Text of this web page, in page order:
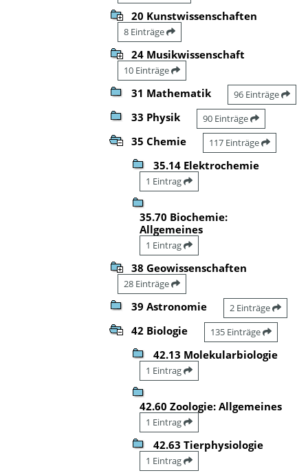
20 Kunstwissenschaften
8 Einträge
24 Musikwissenschaft
10 Einträge
31 Mathematik 96 Einträge
33 Physik 90 Einträge
35 Chemie 117 Einträge
35.14 Elektrochemie
1 Eintrag
35.70 Biochemie:
Allgemeines
1 Eintrag
38 Geowissenschaften
28 Einträge
39 Astronomie 2 Einträge
42 Biologie 135 Einträge
42.13 Molekularbiologie
1 Eintrag
42.60 Zoologie: Allgemeines
1 Eintrag
42.63 Tierphysiologie
1 Eintrag